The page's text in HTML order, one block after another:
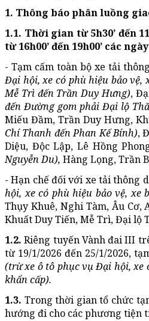
1. Thông báo phân luồng
1.1. Thời gian từ 5h30’ đến
từ 16h00’ đến 19h00’ các
- Tạm cấm toàn bộ xe tải
Đại hội, xe có phù hiệu bảo vệ,
Mễ Trì đến Trần Duy Hưng),
đến Đường gom phải Đại lộ
Miếu Đầm, Trần Duy Hưng,
Chí Thanh đến Phan Kế Bính),
Diệu, Độc Lập, Lê Hồng
Nguyễn Du), Hàng Lọng, Trần
- Hạn chế đối với xe tải thông
hội, xe có phù hiệu bảo vệ, xe
Thụy Khuê, Nghi Tàm, Âu Cơ,
Khuất Duy Tiến, Mễ Trì, Đại lộ
1.2.Riêng tuyến Vành đai III
từ 19/1/2026 đến 25/1/2026,
(trừ xe ô tô phục vụ Đại hội, xe
khẩn cấp).
1.3. Trong thời gian tổ chức
hướng đi cho các phương tiện